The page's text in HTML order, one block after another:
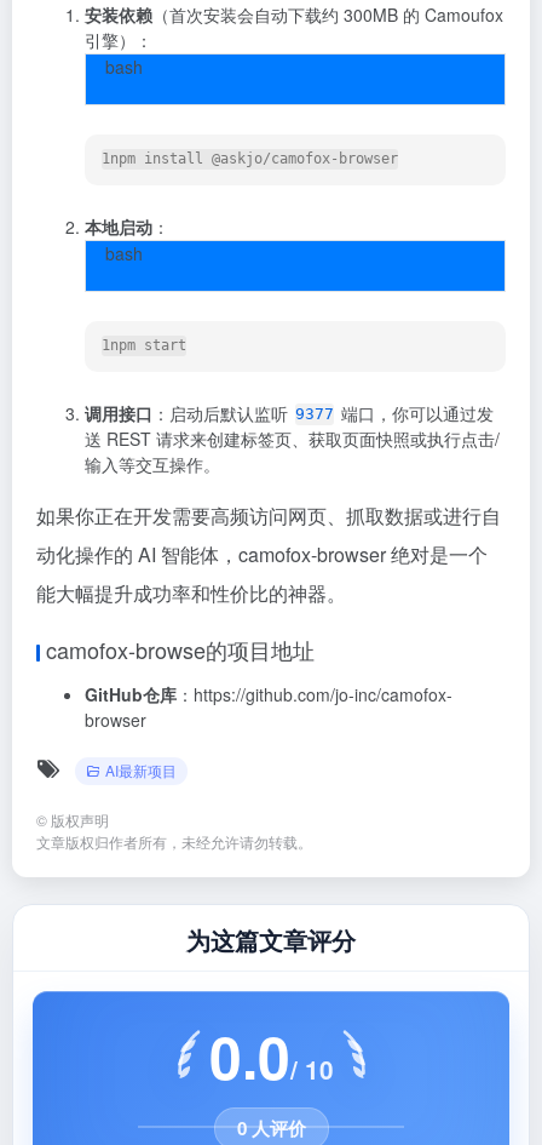
安装依赖 （首次安装会自动下载约 300MB 的 Camoufox
引擎）：
bash
1npm install @askjo/camofox-browser
本地启动 ：
bash
1npm start
调用接口 ：启动后默认监听 9377 端口，你可以通过发
送 REST 请求来创建标签页、获取页面快照或执行点击/
输入等交互操作。
如果你正在开发需要高频访问网页、抓取数据或进行自
动化操作的 AI 智能体，camofox-browser 绝对是一个
能大幅提升成功率和性价比的神器。
camofox-browse的项目地址
GitHub仓库 ：https://github.com/jo-inc/camofox-
browser
AI最新项目
© 版权声明
文章版权归作者所有，未经允许请勿转载。
为这篇文章评分
0.0/ 10
0 人评价